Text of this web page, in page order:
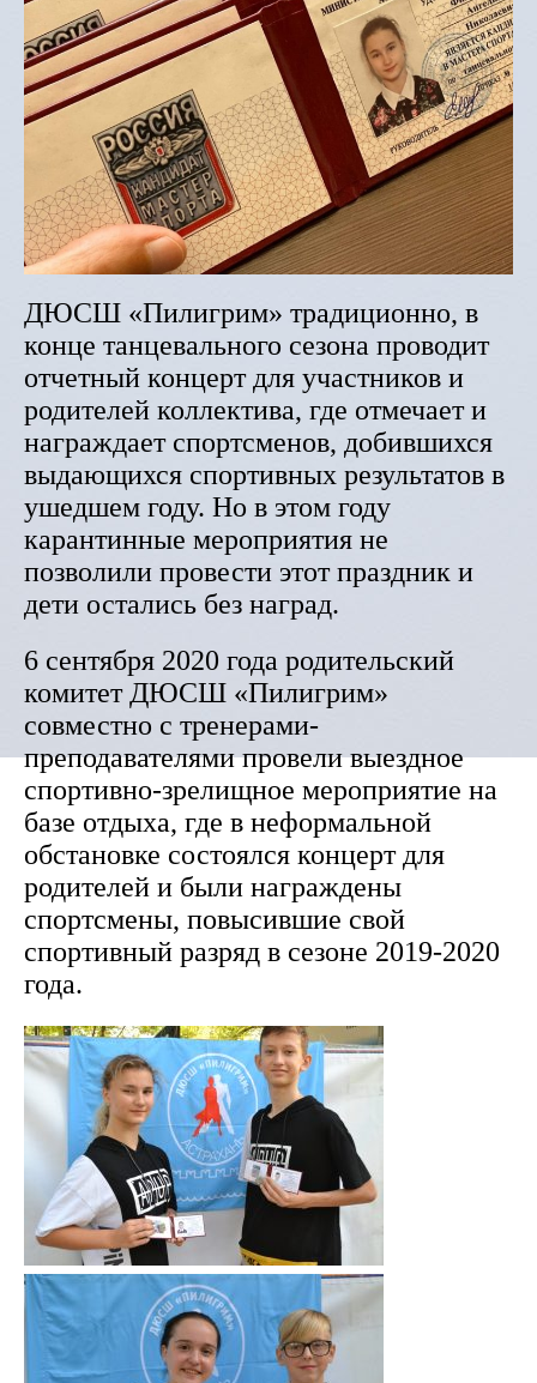
ДЮСШ «Пилигрим» традиционно, в
конце танцевального сезона проводит
отчетный концерт для участников и
родителей коллектива, где отмечает и
награждает спортсменов, добившихся
выдающихся спортивных результатов в
ушедшем году. Но в этом году
карантинные мероприятия не
позволили провести этот праздник и
дети остались без наград.
6 сентября 2020 года родительский
комитет ДЮСШ «Пилигрим»
совместно с тренерами-
преподавателями провели выездное
спортивно-зрелищное мероприятие на
базе отдыха, где в неформальной
обстановке состоялся концерт для
родителей и были награждены
спортсмены, повысившие свой
спортивный разряд в сезоне 2019-2020
года.